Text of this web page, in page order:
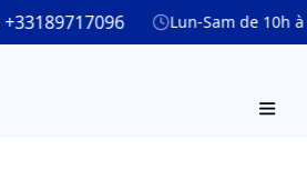
Lun-Sam de 10h à